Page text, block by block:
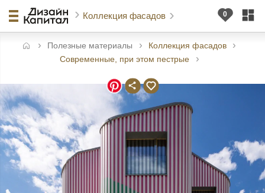
Коллекция фасадов
Полезные материалы
Коллекция фасадов
Современные, при этом пестрые